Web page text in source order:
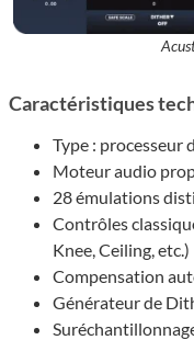
Caractéristiques
Type : processeur
Moteur audio
28 émulations
Contrôles
Knee, Ceiling, etc.)
Compensation
Générateur de